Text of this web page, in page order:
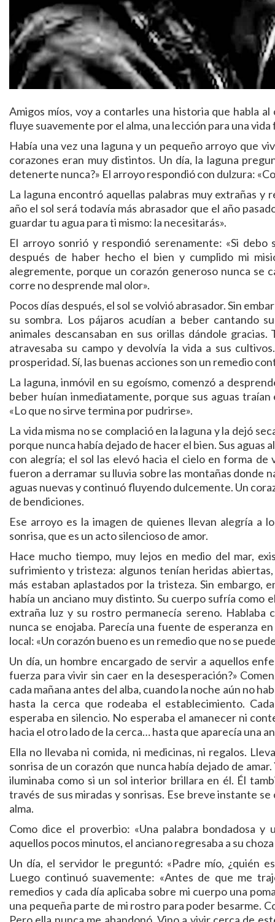
Amigos míos, voy a contarles una historia que habla
fluye suavemente por el alma, una lección para una vida
Había una vez una laguna y un pequeño arroyo que
corazones eran muy distintos. Un día, la laguna
detenerte nunca?» El arroyo respondió con dulzura:
La laguna encontró aquellas palabras muy extrañas y
año el sol será todavía más abrasador que el año
guardar tu agua para ti mismo: la necesitarás».
El arroyo sonrió y respondió serenamente: «Si
después de haber hecho el bien y cumplido mi
alegremente, porque un corazón generoso nunca se
corre no desprende mal olor».
Pocos días después, el sol se volvió abrasador. Sin
su sombra. Los pájaros acudían a beber cantando
animales descansaban en sus orillas dándole
atravesaba su campo y devolvía la vida a sus
prosperidad. Sí, las buenas acciones son un remedio
La laguna, inmóvil en su egoísmo, comenzó a
beber huían inmediatamente, porque sus aguas
«Lo que no sirve termina por pudrirse».
La vida misma no se complació en la laguna y la dejó
porque nunca había dejado de hacer el bien. Sus aguas
con alegría; el sol las elevó hacia el cielo en forma
fueron a derramar su lluvia sobre las montañas donde
aguas nuevas y continuó fluyendo dulcemente. Un
de bendiciones.
Ese arroyo es la imagen de quienes llevan alegría a
sonrisa, que es un acto silencioso de amor.
Hace mucho tiempo, muy lejos en medio del mar,
sufrimiento y tristeza: algunos tenían heridas
más estaban aplastados por la tristeza. Sin embargo,
había un anciano muy distinto. Su cuerpo sufría como
extraña luz y su rostro permanecía sereno. Hablaba
nunca se enojaba. Parecía una fuente de esperanza
local: «Un corazón bueno es un remedio que no se
Un día, un hombre encargado de servir a aquellos
fuerza para vivir sin caer en la desesperación?»
cada mañana antes del alba, cuando la noche aún no
hasta la cerca que rodeaba el establecimiento.
esperaba en silencio. No esperaba el amanecer ni
hacia el otro lado de la cerca… hasta que aparecía una
Ella no llevaba ni comida, ni medicinas, ni regalos.
sonrisa de un corazón que nunca había dejado de
iluminaba como si un sol interior brillara en él. Él
través de sus miradas y sonrisas. Ese breve instante
alma.
Como dice el proverbio: «Una palabra bondadosa
aquellos pocos minutos, el anciano regresaba a su
Un día, el servidor le preguntó: «Padre mío, ¿quién
Luego continuó suavemente: «Antes de que me
remedios y cada día aplicaba sobre mi cuerpo una
una pequeña parte de mi rostro para poder besarme.